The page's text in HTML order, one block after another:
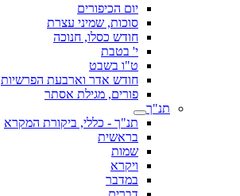
יום הכיפורים
סוכות, שמיני עצרת
חודש כסלו, חנוכה
י' בטבת
ט"ו בשבט
חודש אדר וארבעת הפרשיות
פורים, מגילת אסתר
תנ"ך
תנ"ך - כללי, ביקורת המקרא
בראשית
שמות
ויקרא
במדבר